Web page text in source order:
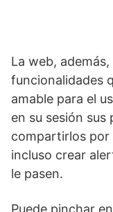
La web,
funcionalidades
amable para el
en su sesión
compartirlos por
incluso crear
le pasen.
Puede pinchar